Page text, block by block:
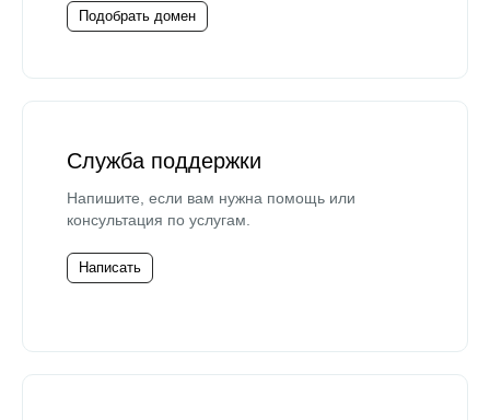
Подобрать домен
Служба поддержки
Напишите, если вам нужна помощь или
консультация по услугам.
Написать